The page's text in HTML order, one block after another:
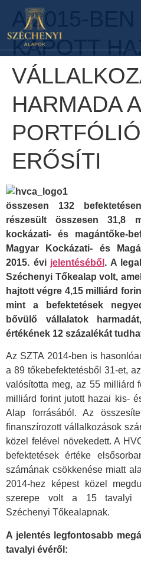
A 2015-BEN
KAPOTT
HARMADA
ERŐSÍTI
összesen 132
részesült összesen 31,8
kockázati- és magántőke-
Magyar Kockázati- és
2015. évi jelentéséből . A
Széchenyi Tőkealap volt,
hajtott végre 4,15 milliárd
mint a befektetések
bővülő vállalatok
értékének 12 százalékát
Az SZTA 2014-ben is
a 89 tőkebefektetésből 31-et,
valósította meg, az 55 milliárd
milliárd forint jutott hazai kis-
Alap forrásából. Az
finanszírozott vállalkozások
közel felével növekedett. A
befektetések értéke
számának csökkenése miatt
2014-hez képest közel
szerepe volt a 15 tavalyi
Széchenyi Tőkealapnak.
A jelentés legfontosabb
tavalyi évéről: